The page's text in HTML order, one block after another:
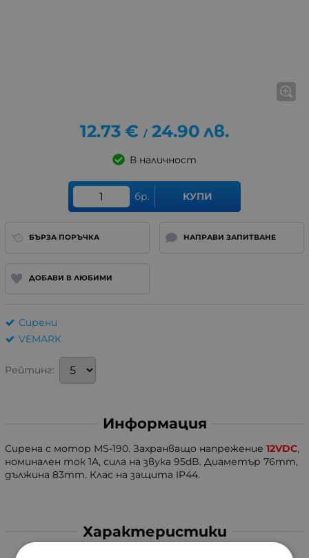
12.73 € / 24.90 лв.
В наличност
бр. КУПИ
БЪРЗА ПОРЪЧКА НАПРАВИ ЗАПИТВАНЕ
ДОБАВИ В ЛЮБИМИ
Сирени
VEMARK
Рейтинг:
Информация
Сирена с мотор МS-190. Захранващо напрежение 12VDC,
номинален ток 1A, сила на звука 95dB. Диаметър 76mm,
дължина 83mm. Клас на защита IP44.
Характеристики